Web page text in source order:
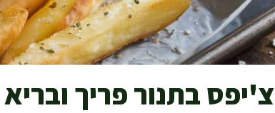
צ'יפס בתנור פריך ובריא